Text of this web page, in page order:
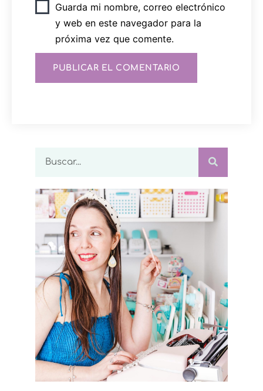
Guarda mi nombre, correo electrónico
y web en este navegador para la
próxima vez que comente.